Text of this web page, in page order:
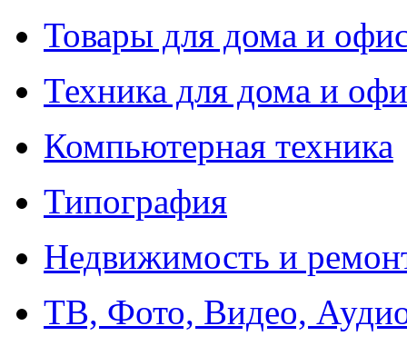
Товары для дома и
Техника для дома и
Компьютерная техника
Типография
Недвижимость и
ТВ, Фото, Видео,